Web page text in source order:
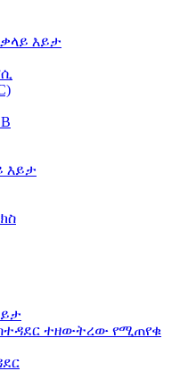
እይታ
እይታ
ተዘውትረው የሚጠየቁ